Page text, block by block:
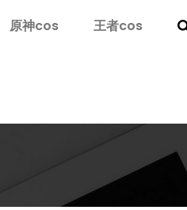
原神cos 王者cos